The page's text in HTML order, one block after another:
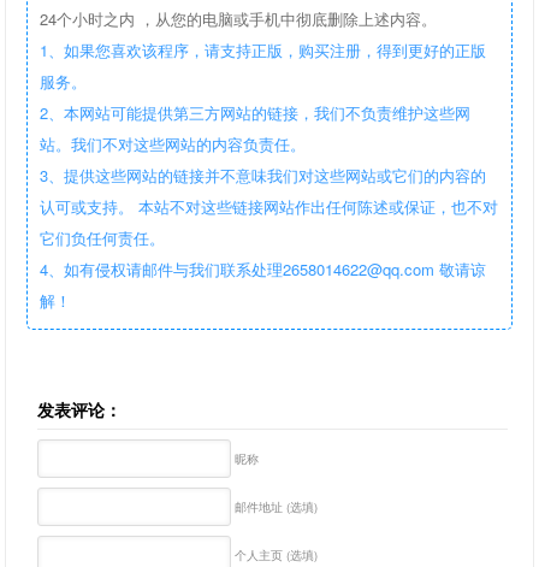
24个小时之内 ，从您的电脑或手机中彻底删除上述内容。
1、如果您喜欢该程序，请支持正版，购买注册，得到更好的正版
服务。
2、本网站可能提供第三方网站的链接，我们不负责维护这些网
站。我们不对这些网站的内容负责任。
3、提供这些网站的链接并不意味我们对这些网站或它们的内容的
认可或支持。 本站不对这些链接网站作出任何陈述或保证，也不对
它们负任何责任。
4、如有侵权请邮件与我们联系处理2658014622@qq.com 敬请谅
解！
发表评论：
昵称
邮件地址 (选填)
个人主页 (选填)